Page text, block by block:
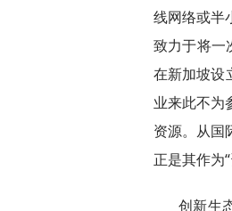
线网络或半
致力于将一
在新加坡设
业来此不为
资源。从国
正是其作为
创新生